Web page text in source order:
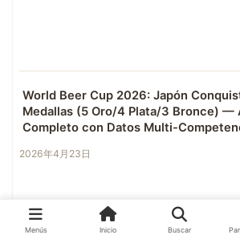
World Beer Cup 2026: Japón
Medallas (5 Oro/4 Plata/3 Bronce) —
Completo con Datos Multi-
2026年4月23日
Menús Inicio Buscar